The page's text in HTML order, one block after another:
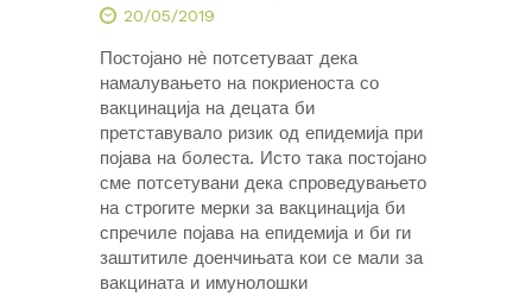
20/05/2019
Постојано нѐ потсетуваат дека
намалувањето на покриеноста со
вакцинација на децата би
претставувало ризик од епидемија при
појава на болеста. Исто така постојано
сме потсетувани дека спроведувањето
на строгите мерки за вакцинација би
спречиле појава на епидемија и би ги
заштитиле доенчињата кои се мали за
вакцината и имунолошки